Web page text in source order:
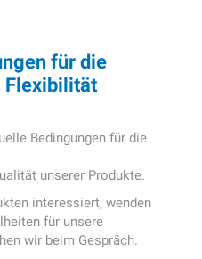
für die
Flexibilität
Bedingungen für die
unserer Produkte.
interessiert, wenden
für unsere
wir beim Gespräch.